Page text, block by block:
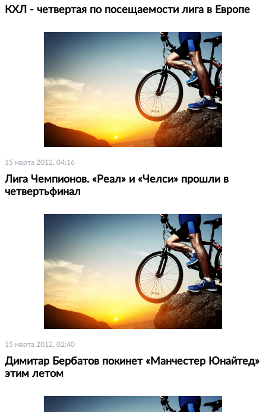
КХЛ - четвертая по посещаемости лига в Европе
15 марта 2012, 04:16
Лига Чемпионов. «Реал» и «Челси» прошли в
четвертьфинал
15 марта 2012, 02:40
Димитар Бербатов покинет «Манчестер Юнайтед»
этим летом